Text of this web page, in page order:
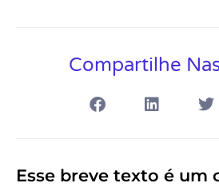
Compartilhe
Esse breve texto é um